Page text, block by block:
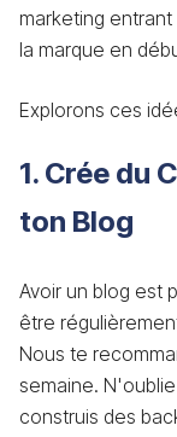
marketing
la marque en
Explorons ces
1. Crée du
ton Blog
Avoir un blog est
être
Nous te
semaine.
construis des